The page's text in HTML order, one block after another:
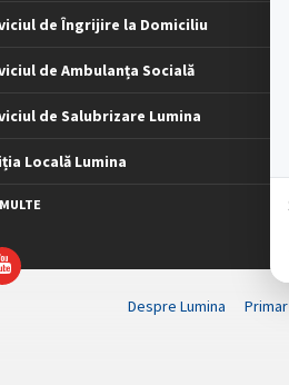
de Îngrijire la Domiciliu
de Ambulanța Socială
de Salubrizare Lumina
Locală Lumina
YouTube
Despre Lumina Primar